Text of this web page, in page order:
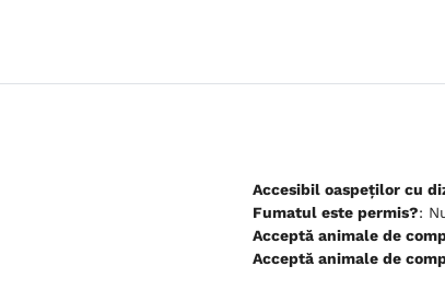
Accesibil oaspeților cu
Fumatul este permis?
: